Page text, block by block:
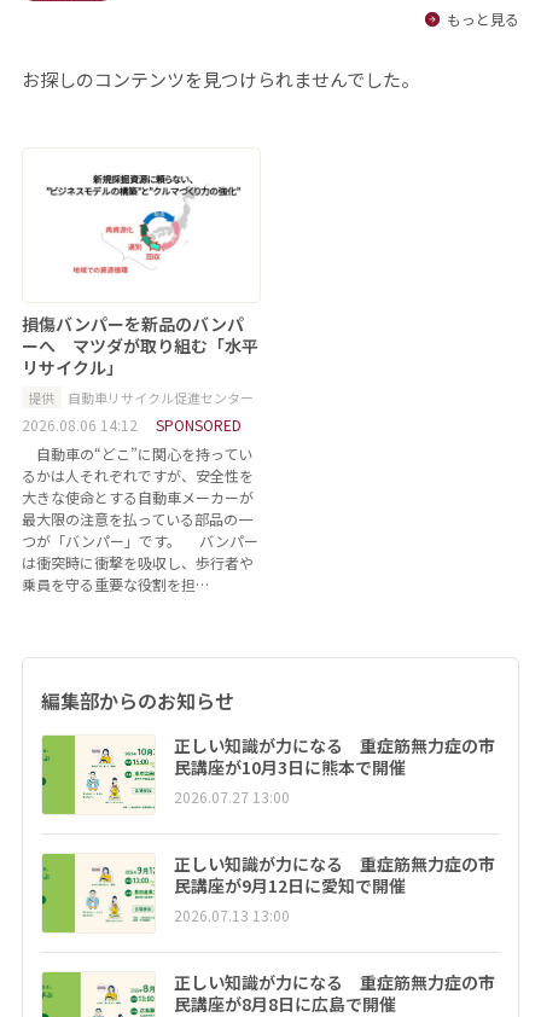
もっと見る
お探しのコンテンツを見つけられませんでした。
損傷バンパーを新品のバンパ
ーへ マツダが取り組む「水平
リサイクル」
提供 自動車リサイクル促進センター
2026.08.06 14:12
SPONSORED
自動車の“どこ”に関心を持ってい
るかは人それぞれですが、安全性を
大きな使命とする自動車メーカーが
最大限の注意を払っている部品の一
つが「バンパー」です。 バンパー
は衝突時に衝撃を吸収し、歩行者や
乗員を守る重要な役割を担…
編集部からのお知らせ
正しい知識が力になる 重症筋無力症の市
民講座が10月3日に熊本で開催
2026.07.27 13:00
正しい知識が力になる 重症筋無力症の市
民講座が9月12日に愛知で開催
2026.07.13 13:00
正しい知識が力になる 重症筋無力症の市
民講座が8月8日に広島で開催